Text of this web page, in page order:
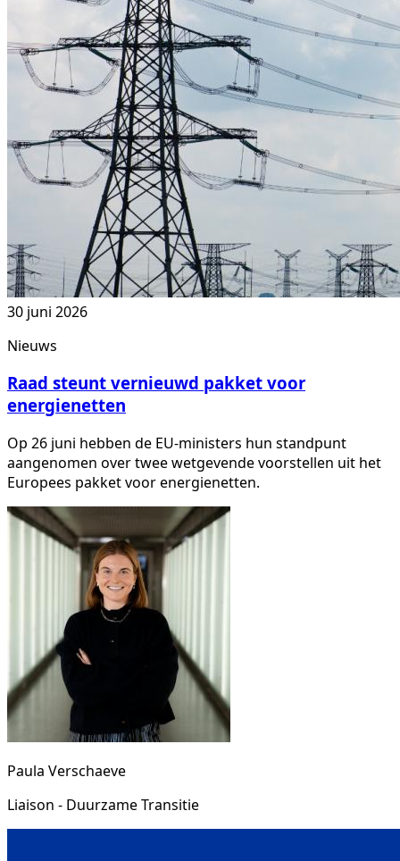
30 juni 2026
Nieuws
Raad steunt vernieuwd pakket voor
energienetten
Op 26 juni hebben de EU-ministers hun standpunt
aangenomen over twee wetgevende voorstellen uit het
Europees pakket voor energienetten.
Paula Verschaeve
Liaison - Duurzame Transitie